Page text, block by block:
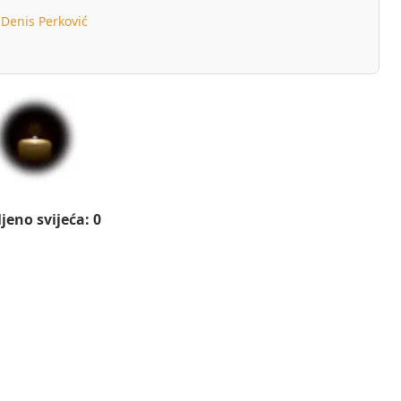
Denis Perković
svijeća: 0